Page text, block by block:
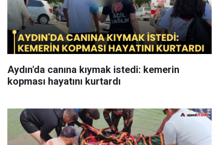
Aydın'da canına kıymak istedi: kemerin
kopması hayatını kurtardı